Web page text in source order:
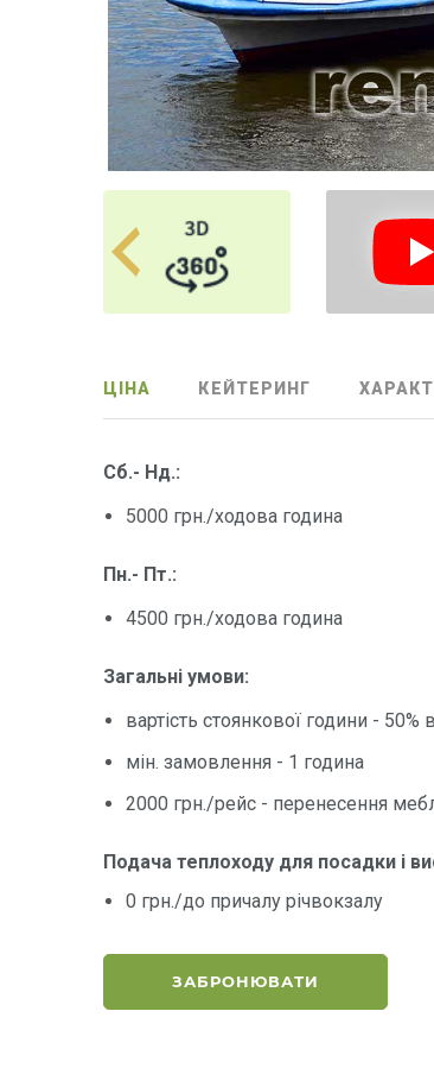
ЦІНА КЕЙТЕРИНГ
Сб.- Нд.:
5000 грн./ходова година
Пн.- Пт.:
4500 грн./ходова година
Загальні умови:
вартість стоянкової години - 50%
мін. замовлення - 1 година
2000 грн./рейс - перенесення
Подача теплоходу для посадки і
0 грн./до причалу річвокзалу
ЗАБРОНЮВАТИ